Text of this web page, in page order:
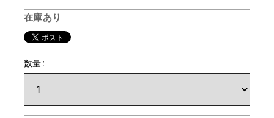
在庫あり
数量: